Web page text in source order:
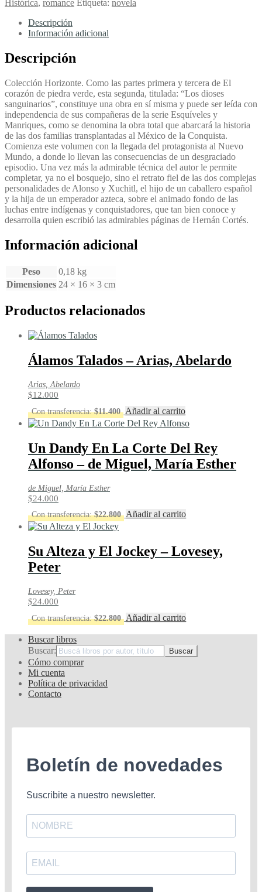
De
Piedra
-
De
Madariaga,
Salvador
cantidad
Histórica, romance Etiqueta: novela
Descripción
Información adicional
Descripción
Colección Horizonte. Como las partes primera y tercera de El
corazón de piedra verde, esta segunda, titulada: “Los dioses
sanguinarios”, constituye una obra en sí misma y puede ser leída con
independencia de sus compañeras de la serie Esquíveles y
Manriques, como se denomina la obra total que abarcará la historia
de las dos familias transplantadas al México de la Conquista.
Comienza este volumen con la llegada del protagonista al Nuevo
Mundo, a donde lo llevan las consecuencias de un desgraciado
episodio. Una vez más la admirable técnica del autor le permite
completar, ya no el bosquejo, sino el retrato fiel de las dos complejas
personalidades de Alonso y Xuchitl, el hijo de un caballero español
y la hija de un emperador azteca, sobre el animado fondo de las
luchas entre indígenas y conquistadores, que tan bien conoce y
desarrolla quien escribió las admirables páginas de Hernán Cortés.
Información adicional
Peso
0,18 kg
Dimensiones 24 × 16 × 3 cm
Productos relacionados
Álamos Talados – Arias, Abelardo
Arias, Abelardo
$12.000
Con transferencia:$11.400 Añadir al carrito
Un Dandy En La Corte Del Rey
Alfonso – de Miguel, María Esther
de Miguel, María Esther
$24.000
Con transferencia:$22.800 Añadir al carrito
Su Alteza y El Jockey – Lovesey,
Peter
Lovesey, Peter
$24.000
Con transferencia:$22.800 Añadir al carrito
Buscar libros
Buscar:
Cómo comprar
Mi cuenta
Política de privacidad
Contacto
Boletín de novedades
Suscribite a nuestro newsletter.